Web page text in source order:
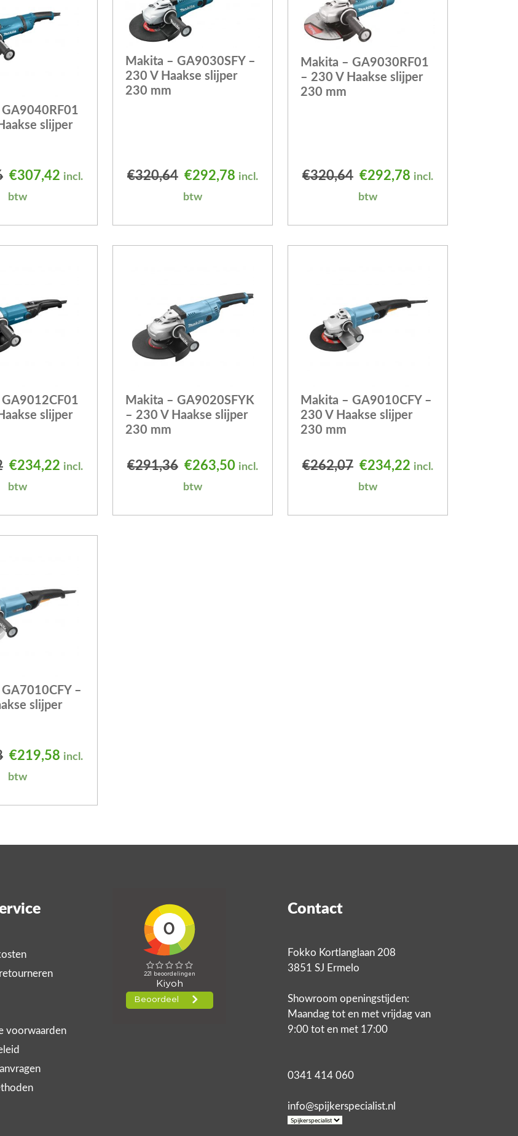
slijper
Oorspronkelijke prijs was: €344,06.
€307,42 Huidige prijs is: €307,42.
incl.
btw
Makita – GA9030SFY –
230 V Haakse slijper
230 mm
€320,64 Oorspronkelijke prijs was: €320,64.
€292,78 Huidige prijs is: €292,78.
incl.
btw
Makita – GA9030RF01
– 230 V Haakse slijper
230 mm
€320,64 Oorspronkelijke prijs
€292,78 Huidige prijs is:
incl.
btw
slijper
Oorspronkelijke prijs was: €256,22.
€234,22 Huidige prijs is: €234,22.
incl.
btw
Makita – GA9020SFYK
– 230 V Haakse slijper
230 mm
€291,36 Oorspronkelijke prijs was: €291,36.
€263,50Huidige prijs is: €263,50.
incl.
btw
Makita – GA9010CFY –
230 V Haakse slijper
230 mm
€262,07 Oorspronkelijke prijs
€234,22 Huidige prijs is:
incl.
btw
–
slijper
Oorspronkelijke prijs was: €241,58.
€219,58 Huidige prijs is: €219,58.
incl.
btw
voorwaarden
Contact
Fokko Kortlanglaan 208
3851 SJ Ermelo
Showroom openingstijden:
Maandag tot en met vrijdag van
9:00 tot en met 17:00
0341 414 060
info@spijkerspecialist.nl